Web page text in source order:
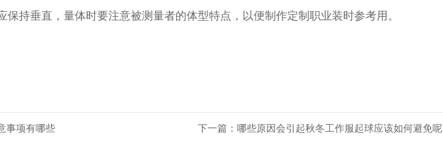
保持垂直，量体时要注意被测量者的体型特点，以便制作定制职业装时参考用。
事项有哪些 下一篇： 哪些原因会引起秋冬工作服起球应该如何避免呢